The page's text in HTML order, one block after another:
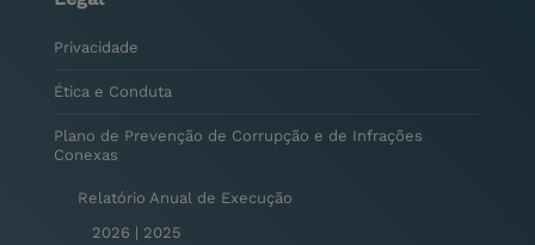
Privacidade
Ética e Conduta
Plano de Prevenção de Corrupção e de Infrações
Conexas
Relatório Anual de Execução
2026 | 2025